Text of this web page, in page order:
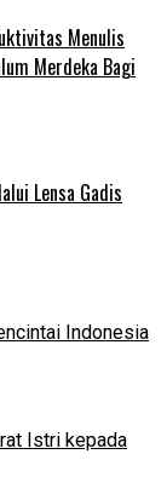
Menulis
Merdeka Bagi
Lensa Gadis
Indonesia
Istri kepada